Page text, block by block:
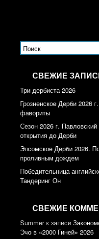
СВЕЖИЕ
Три дербиста 2026
Грозненское Дерби 2026
фавориты
Сезон 2026 г.
открытия до Дерби
Эпсомское Дерби 2026.
проливным дождем
Победительница
Тандеринг Он
СВЕЖИЕ
Summerк записи
Эчо в «2000 Гиней» 2026